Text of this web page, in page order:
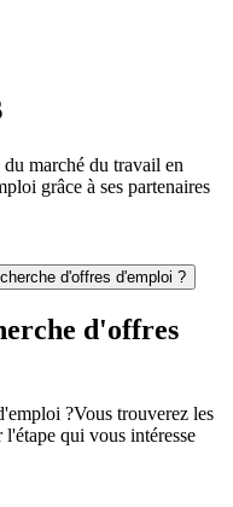
marché du travail en
grâce à ses partenaires
d'offres d'emploi ?
d'offres
?Vous trouverez les
qui vous intéresse